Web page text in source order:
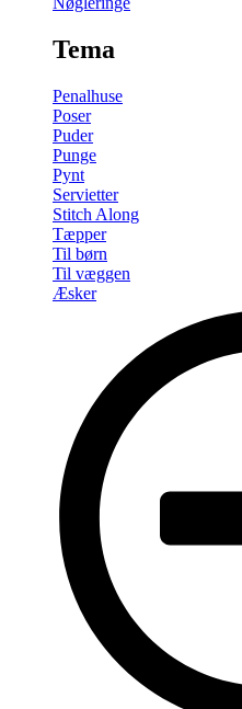
Tema
Penalhuse
Poser
Puder
Punge
Pynt
Servietter
Stitch Along
Tæpper
Til børn
Til væggen
Æsker